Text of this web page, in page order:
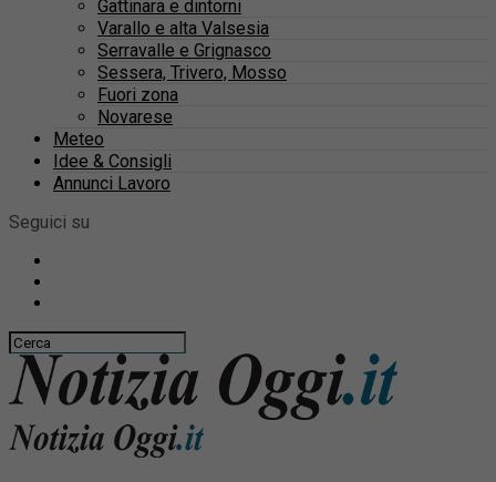
Gattinara e dintorni
Varallo e alta Valsesia
Serravalle e Grignasco
Sessera, Trivero, Mosso
Fuori zona
Novarese
Meteo
Idee & Consigli
Annunci Lavoro
Seguici su